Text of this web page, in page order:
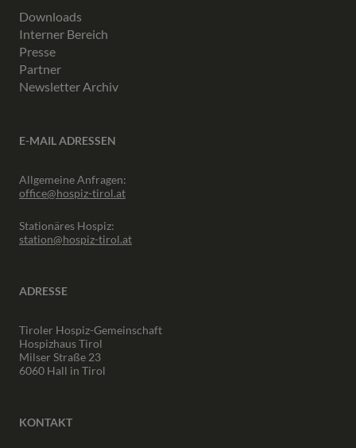
Downloads
Interner Bereich
Presse
Partner
Newsletter Archiv
E-MAIL ADRESSEN
Allgemeine Anfragen:
office@hospiz-tirol.at
Stationäres Hospiz:
station@hospiz-tirol.at
ADRESSE
Tiroler Hospiz-Gemeinschaft
Hospizhaus Tirol
Milser Straße 23
6060 Hall in Tirol
KONTAKT